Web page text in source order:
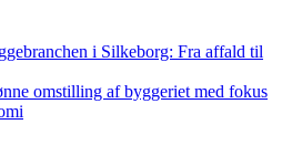
i Silkeborg: Fra affald til
omstilling af byggeriet med fokus